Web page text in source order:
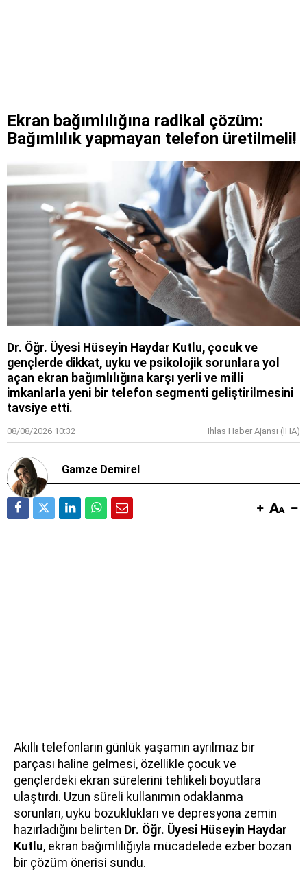
Ekran bağımlılığına radikal çözüm:
Bağımlılık yapmayan telefon üretilmeli!
Dr. Öğr. Üyesi Hüseyin Haydar Kutlu, çocuk ve
gençlerde dikkat, uyku ve psikolojik sorunlara yol
açan ekran bağımlılığına karşı yerli ve milli
imkanlarla yeni bir telefon segmenti geliştirilmesini
tavsiye etti.
08/08/2026 10:32 İhlas Haber Ajansı (IHA)
Gamze Demirel
Akıllı telefonların günlük yaşamın ayrılmaz bir
parçası haline gelmesi, özellikle çocuk ve
gençlerdeki ekran sürelerini tehlikeli boyutlara
ulaştırdı. Uzun süreli kullanımın odaklanma
sorunları, uyku bozuklukları ve depresyona zemin
hazırladığını belirten Dr. Öğr. Üyesi Hüseyin Haydar
Kutlu, ekran bağımlılığıyla mücadelede ezber bozan
bir çözüm önerisi sundu.